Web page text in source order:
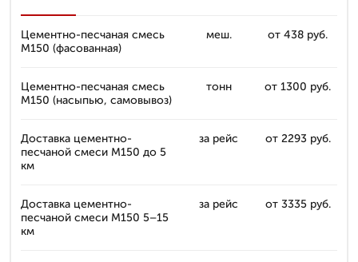
Цементно-песчаная смесь
М150 (фасованная)
меш. от 438 руб.
Цементно-песчаная смесь
М150 (насыпью, самовывоз)
тонн от 1300 руб.
Доставка цементно-
песчаной смеси М150 до 5
км
за рейс от 2293 руб.
Доставка цементно-
песчаной смеси М150 5–15
км
за рейс от 3335 руб.